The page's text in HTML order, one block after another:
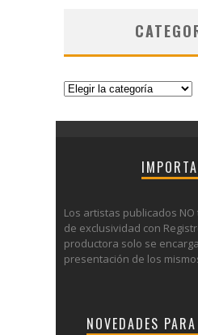
Categorías
Los artistas publicados
de exclusividad con
productora solo se
presentación de los
NOVEDADES